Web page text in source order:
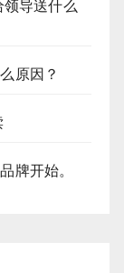
导送什么
原因？
牌开始。